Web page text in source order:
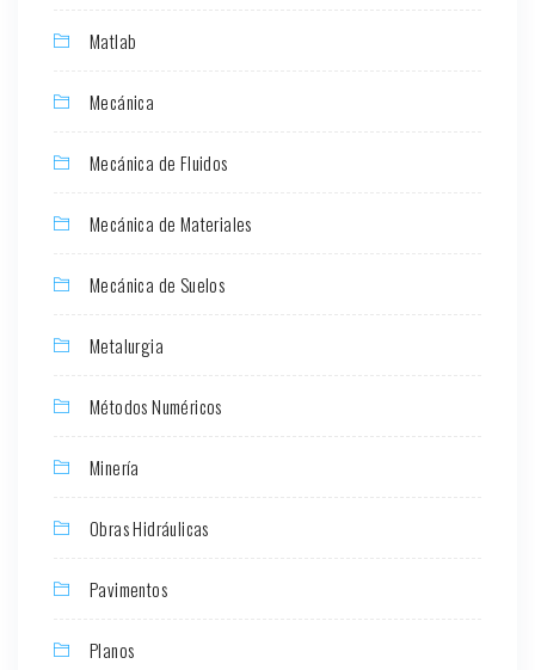
Matlab
Mecánica
Mecánica de Fluidos
Mecánica de Materiales
Mecánica de Suelos
Metalurgia
Métodos Numéricos
Minería
Obras Hidráulicas
Pavimentos
Planos